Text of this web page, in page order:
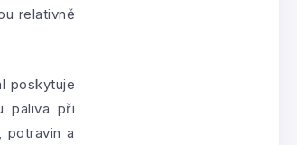
relativně
poskytuje
paliva při
potravin a